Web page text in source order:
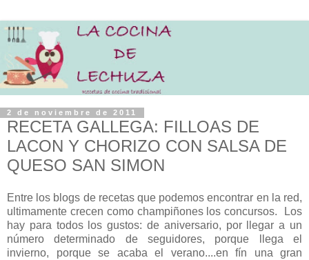
2 de noviembre de 2011
RECETA GALLEGA: FILLOAS DE
LACON Y CHORIZO CON SALSA DE
QUESO SAN SIMON
Entre los blogs de recetas que podemos encontrar en la red,
ultimamente crecen como champiñones los concursos. Los
hay para todos los gustos: de aniversario, por llegar a un
número determinado de seguidores, porque llega el
invierno, porque se acaba el verano....en fín una gran